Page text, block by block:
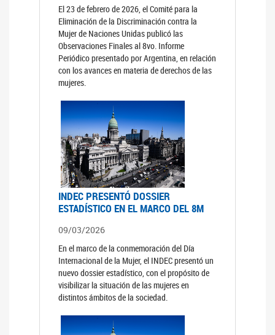
El 23 de febrero de 2026, el Comité para la
Eliminación de la Discriminación contra la
Mujer de Naciones Unidas publicó las
Observaciones Finales al 8vo. Informe
Periódico presentado por Argentina, en relación
con los avances en materia de derechos de las
mujeres.
INDEC PRESENTÓ DOSSIER
ESTADÍSTICO EN EL MARCO DEL 8M
09/03/2026
En el marco de la conmemoración del Día
Internacional de la Mujer, el INDEC presentó un
nuevo dossier estadístico, con el propósito de
visibilizar la situación de las mujeres en
distintos ámbitos de la sociedad.